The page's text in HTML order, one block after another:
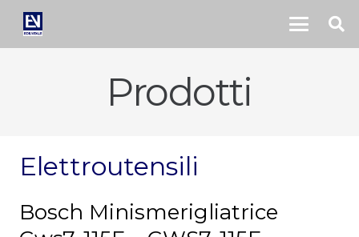
Prodotti
Elettroutensili
Bosch Minismerigliatrice